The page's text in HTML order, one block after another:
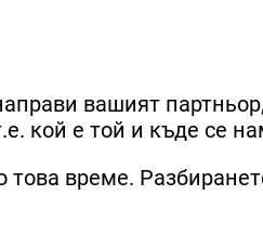
вашият
кой е той и къде се
това време.